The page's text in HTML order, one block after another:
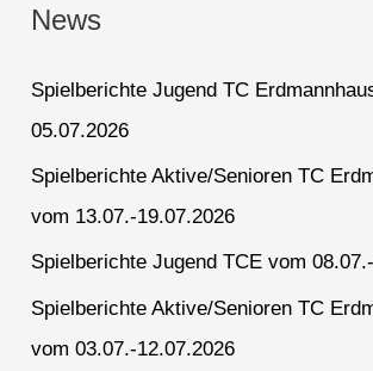
News
Spielberichte Jugend TC
05.07.2026
Spielberichte Aktive/Senioren TC
vom 13.07.-19.07.2026
Spielberichte Jugend TCE vom
Spielberichte Aktive/Senioren TC
vom 03.07.-12.07.2026